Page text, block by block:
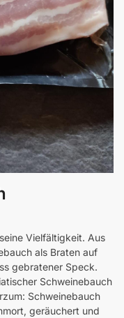
Vielfältigkeit. Aus
als Braten auf
gebratener Speck.
Schweinebauch
Schweinebauch
geräuchert und